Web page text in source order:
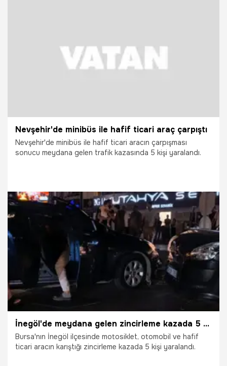
Nevşehir'de minibüs ile hafif ticari araç çarpıştı
Nevşehir'de minibüs ile hafif ticari aracın çarpışması
sonucu meydana gelen trafik kazasında 5 kişi yaralandı.
Vatan TV
İnegöl'de meydana gelen zincirleme kazada 5 kişi yaralandı
Bursa'nın İnegöl ilçesinde motosiklet, otomobil ve hafif
ticari aracın karıştığı zincirleme kazada 5 kişi yaralandı.